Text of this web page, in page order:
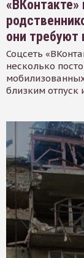
«ВКонтакте»
они требуют
Соцсеть
несколько
близким отпуск